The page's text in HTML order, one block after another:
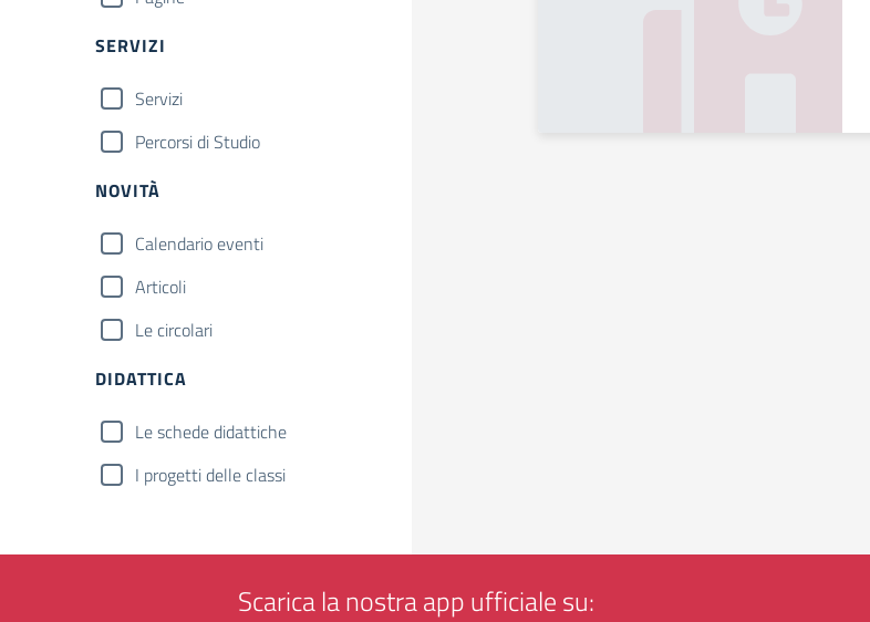
SERVIZI
Servizi
Percorsi di Studio
NOVITÀ
Calendario eventi
Articoli
Le circolari
DIDATTICA
Le schede didattiche
I progetti delle classi
Scarica la nostra app ufficiale su: